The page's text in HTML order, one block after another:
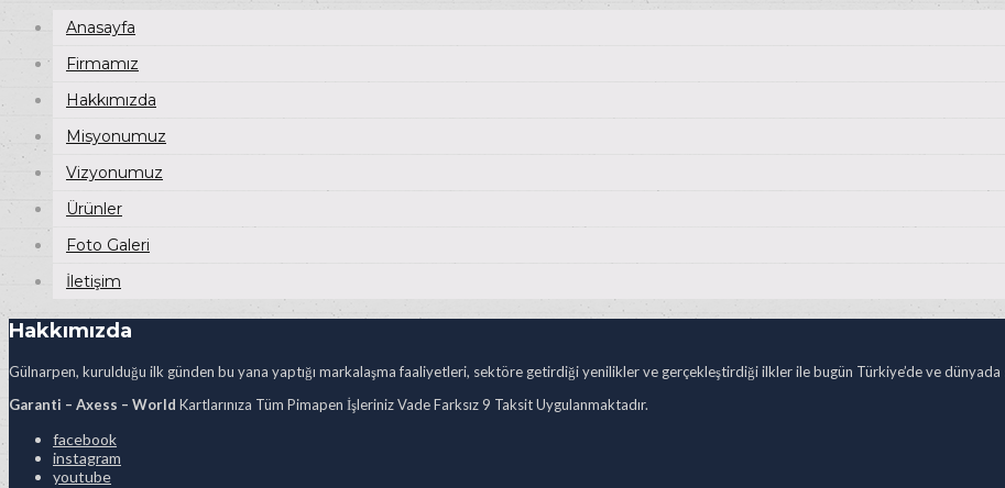
Anasayfa
Firmamız
Hakkımızda
Misyonumuz
Vizyonumuz
Ürünler
Foto Galeri
İletişim
Hakkımızda
Gülnarpen, kurulduğu ilk günden bu yana yaptığı markalaşma faaliyetleri, sektöre getirdiği yenilikler ve gerçekleştirdiği ilkler ile bugün Türkiye’de ve
Garanti – Axess – World Kartlarınıza Tüm Pimapen İşleriniz Vade Farksız 9 Taksit Uygulanmaktadır.
facebook
instagram
youtube